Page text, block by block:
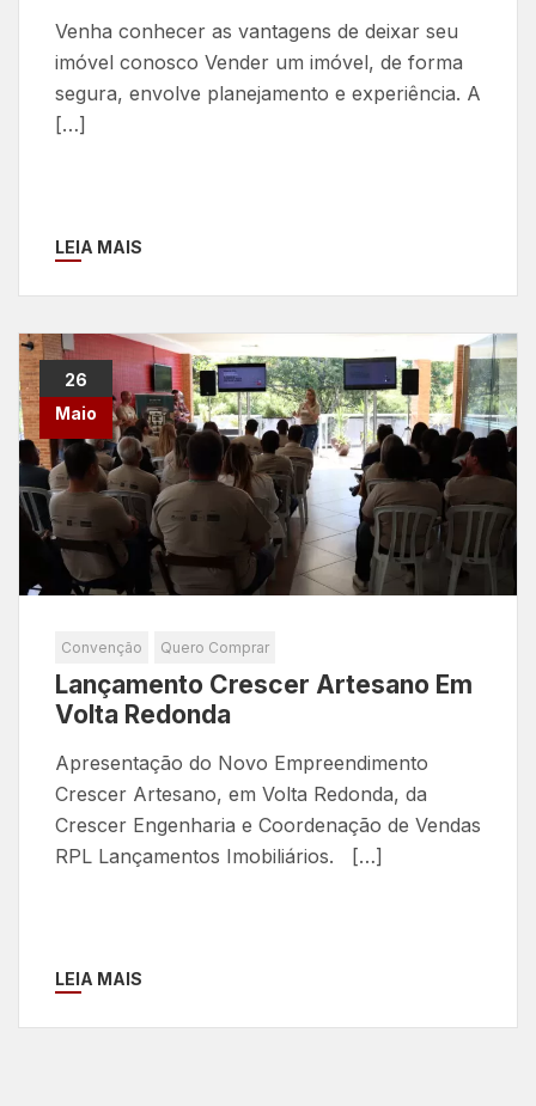
Venha conhecer as vantagens de deixar seu
imóvel conosco Vender um imóvel, de forma
segura, envolve planejamento e experiência. A
[…]
LEIA MAIS
26
Maio
Convenção Quero Comprar
Lançamento Crescer Artesano Em
Volta Redonda
Apresentação do Novo Empreendimento
Crescer Artesano, em Volta Redonda, da
Crescer Engenharia e Coordenação de Vendas
RPL Lançamentos Imobiliários. […]
LEIA MAIS